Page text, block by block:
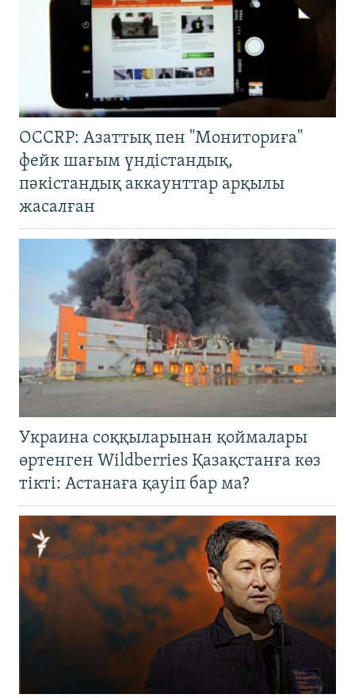
OCCRP: Азаттық пен "Мониториға"
фейк шағым үндістандық,
пәкістандық аккаунттар арқылы
жасалған
Украина соққыларынан қоймалары
өртенген Wildberries Қазақстанға көз
тікті: Астанаға қауіп бар ма?